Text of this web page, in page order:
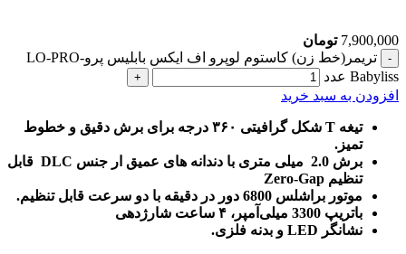
7,900,000 تومان
تریمر(خط زن) کاستوم لوپرو اف ایکس بابلیس پرو-LO-PRO
Babyliss عدد
افزودن به سبد خرید
تیغه T شکل گرافیتی ۳۶۰ درجه برای برش دقیق و خطوط
تمیز.
برش 2.0 میلی متری با دندانه های عمیق ار جنس DLC قابل
تنظیم Zero-Gap
موتور براشلس 6800 دور در دقیقه با دو سرعت قابل تنظیم.
باتریپ 3300 میلی‌آمپر، ۴ ساعت شارژدهی
نشانگر LED و بدنه فلزی.